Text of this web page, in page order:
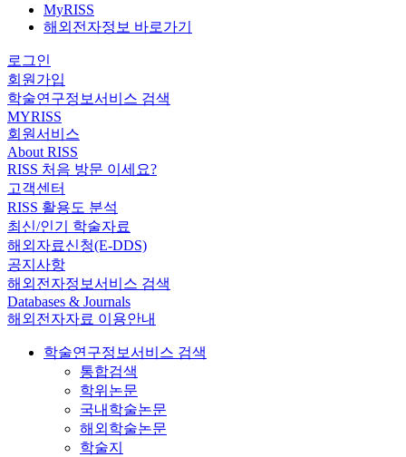
MyRISS
해외전자정보 바로가기
로그인
회원가입
학술연구정보서비스 검색
MYRISS
회원서비스
About RISS
RISS 처음 방문 이세요?
고객센터
RISS 활용도 분석
최신/인기 학술자료
해외자료신청(E-DDS)
공지사항
해외전자정보서비스 검색
Databases & Journals
해외전자자료 이용안내
학술연구정보서비스 검색
통합검색
학위논문
국내학술논문
해외학술논문
학술지